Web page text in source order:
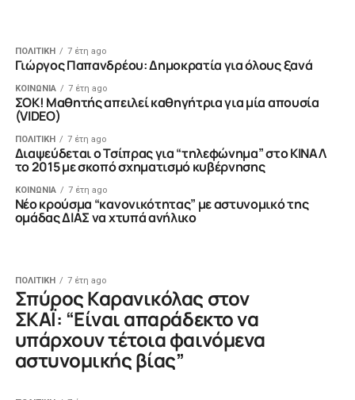
ΠΟΛΙΤΙΚΗ 7 έτη ago
Γιώργος Παπανδρέου: Δημοκρατία για όλους ξανά
ΚΟΙΝΩΝΙΑ 7 έτη ago
ΣΟΚ! Μαθητής απειλεί καθηγήτρια για μία απουσία
(VIDEO)
ΠΟΛΙΤΙΚΗ 7 έτη ago
Διαψεύδεται ο Τσίπρας για “τηλεφώνημα” στο ΚΙΝΑΛ
το 2015 με σκοπό σχηματισμό κυβέρνησης
ΚΟΙΝΩΝΙΑ 7 έτη ago
Nέο κρούσμα “κανονικότητας” με αστυνομικό της
ομάδας ΔΙΑΣ να χτυπά ανήλικο
ΠΟΛΙΤΙΚΗ 7 έτη ago
Σπύρος Καρανικόλας στον
ΣΚΑΪ: “Είναι απαράδεκτο να
υπάρχουν τέτοια φαινόμενα
αστυνομικής βίας”